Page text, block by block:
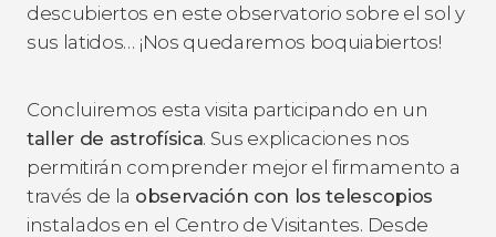
descubiertos en este observatorio sobre el sol y
sus latidos… ¡Nos quedaremos boquiabiertos!
Concluiremos esta visita participando en un
taller de astrofísica. Sus explicaciones nos
permitirán comprender mejor el firmamento a
través de la observación con los telescopios
instalados en el Centro de Visitantes. Desde